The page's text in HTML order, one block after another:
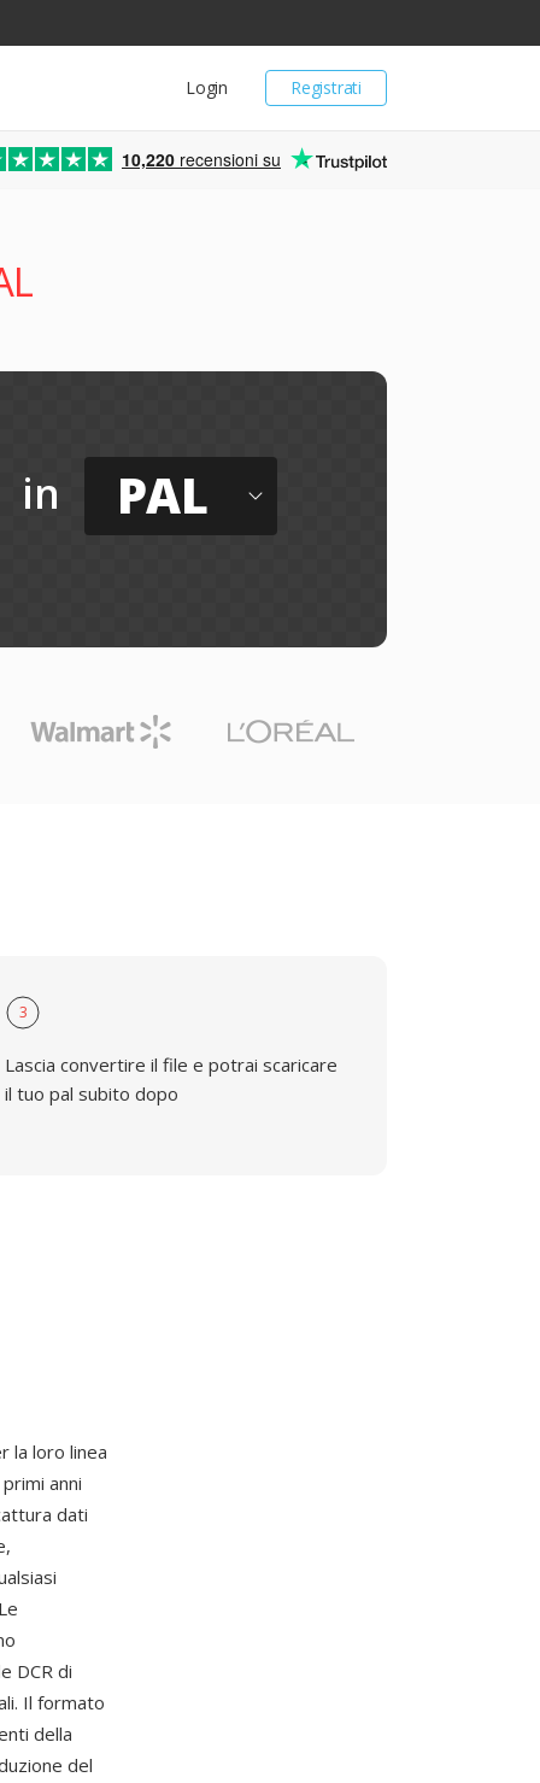
Registrati
Login
10,220 recensioni su
in PAL
3
Lascia convertire il file e potrai scaricare
il tuo pal subito dopo
la loro linea
anni
dati
DCR di
Il formato
della
del